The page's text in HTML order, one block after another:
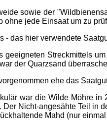
sowie der
jede Einsaat um zu
das hier verwendete
Streckmittels
der Quarzsand
ehe das
war die Wilde Möhre
Nicht-angesähte Teil in
Mahd (nur